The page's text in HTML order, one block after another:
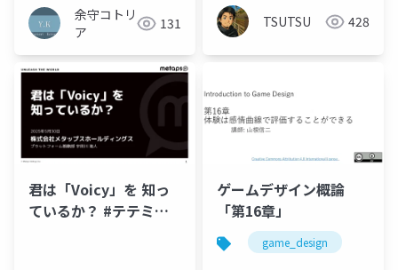
余守コトリ
ア
131 TSUTSU 428
君は「Voicy」を 知っ
ているか？ #テテミー
ゲームデザイン概論
「第16章」
game_design